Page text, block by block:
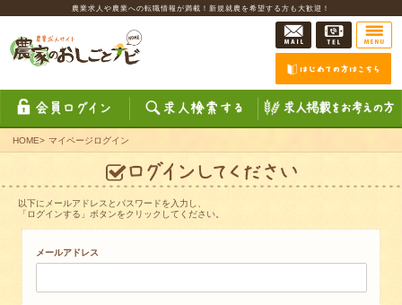
農業求人や農業への転職情報が満載！新規就農を希望する方も大歓迎！
HOME> マイページログイン
以下にメールアドレスとパスワードを入力し、
「ログインする」ボタンをクリックしてください。
メールアドレス